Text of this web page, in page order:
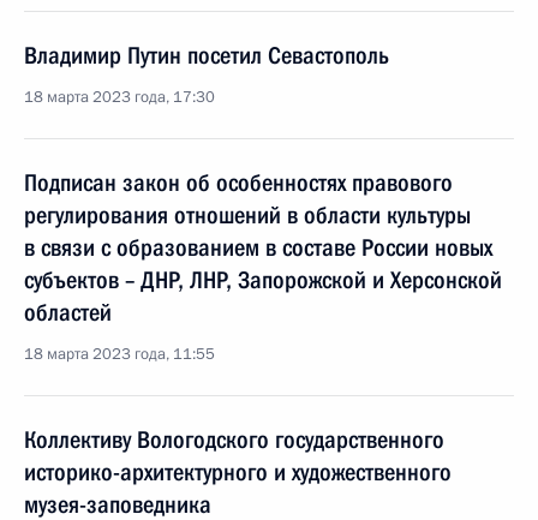
Владимир Путин посетил Севастополь
18 марта 2023 года, 17:30
Подписан закон об особенностях правового
регулирования отношений в области культуры
в связи с образованием в составе России новых
субъектов – ДНР, ЛНР, Запорожской и Херсонской
областей
18 марта 2023 года, 11:55
Коллективу Вологодского государственного
историко-архитектурного и художественного
музея-заповедника